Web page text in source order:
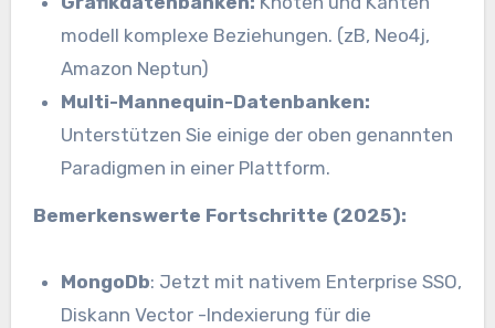
modell komplexe Beziehungen. (zB, Neo4j,
Amazon Neptun)
Multi-Mannequin-Datenbanken:
Unterstützen Sie einige der oben genannten
Paradigmen in einer Plattform.
Bemerkenswerte Fortschritte (2025):
MongoDb: Jetzt mit nativem Enterprise SSO,
Diskann Vector -Indexierung für die